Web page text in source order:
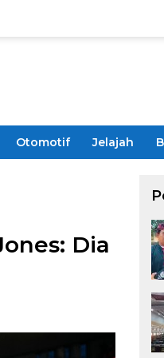
Otomotif Jelajah
Dia